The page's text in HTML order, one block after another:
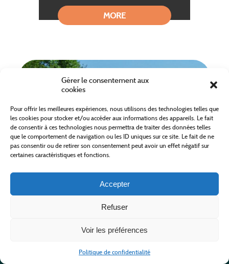
Gérer le consentement aux
cookies
Pour offrir les meilleures expériences, nous utilisons des technologies telles que
les cookies pour stocker et/ou accéder aux informations des appareils. Le fait
de consentir à ces technologies nous permettra de traiter des données telles
que le comportement de navigation ou les ID uniques sur ce site. Le fait de ne
pas consentir ou de retirer son consentement peut avoir un effet négatif sur
certaines caractéristiques et fonctions.
Accepter
Refuser
Voir les préférences
Politique de confidentialité
MORE
PERSONNES JONQUILLE
MONT LOZÈRE ET GOULET